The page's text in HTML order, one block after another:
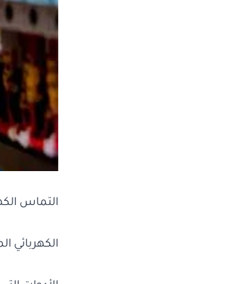
التماس
الكهربائي